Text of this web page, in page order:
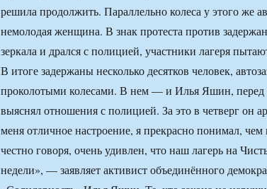
решила продолжить. Параллельно колеса у этого же
немолодая женщина. В знак протеста против
зеркала и дрался с полицией, участники лагеря
В итоге задержаны несколько десятков человек,
проколотыми колесами. В нем — и Илья Яшин, перед
выяснял отношения с полицией. За это в четверг он
меня отличное настроение, я прекрасно понимал,
честно говоря, очень удивлен, что наш лагерь на
недели», — заявляет активист объединённого